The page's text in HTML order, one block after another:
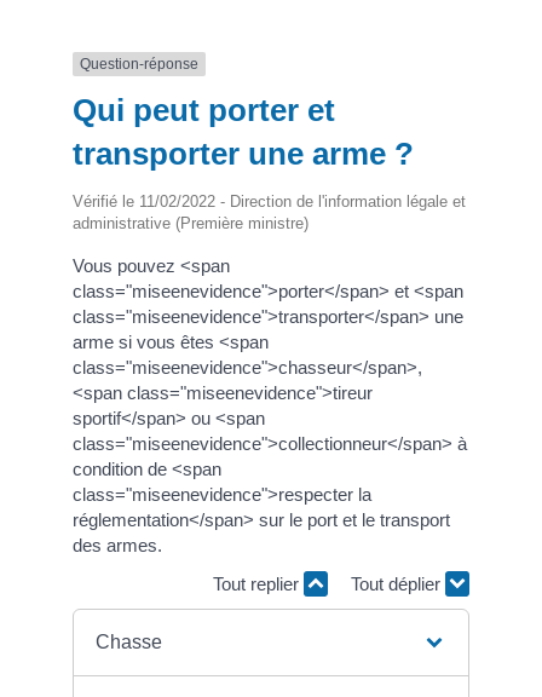
Question-réponse
Qui peut porter et
transporter une arme ?
Vérifié le 11/02/2022 - Direction de l'information légale et
administrative (Première ministre)
Vous pouvez <span
class="miseenevidence">porter</span> et <span
class="miseenevidence">transporter</span> une
arme si vous êtes <span
class="miseenevidence">chasseur</span>,
<span class="miseenevidence">tireur
sportif</span> ou <span
class="miseenevidence">collectionneur</span> à
condition de <span
class="miseenevidence">respecter la
réglementation</span> sur le port et le transport
des armes.
Tout replier
Tout déplier
Chasse